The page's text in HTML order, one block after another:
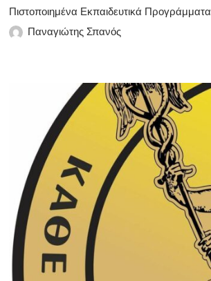
Πιστοποιημένα Εκπαιδευτικά Προγράμματα
Παναγιώτης Σπανός